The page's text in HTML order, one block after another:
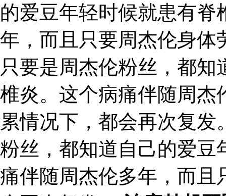
的爱豆年轻时候就患有
年，而且只要周杰伦身体
只要是周杰伦粉丝，都
椎炎。这个病痛伴随周杰
累情况下，都会再次复
粉丝，都知道自己的爱豆
痛伴随周杰伦多年，而且